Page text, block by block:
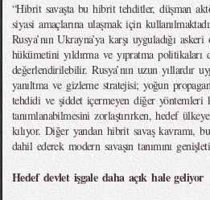
“Hibrit savaşta bu hibrit tehditler, düşman
siyasi amaçlarına ulaşmak için
Rusya’nın Ukrayna’ya karşı uyguladığı
hükümetini yıldırma ve yıpratma politikaları
değerlendirilebilir. Rusya’nın uzun yıllardır
yanıltma ve gizleme stratejisi; yoğun
tehdidi ve şiddet içermeyen diğer yöntemleri
tanımlanabilmesini zorlaştırırken, hedef
kılıyor. Diğer yandan hibrit savaş kavramı,
dahil ederek modern savaşın tanımını
Hedef devlet işgale daha açık hale geliyor